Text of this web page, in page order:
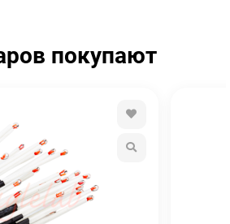
покупают